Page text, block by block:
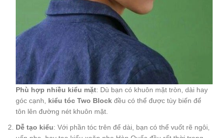
Phù hợp nhiều kiểu mặt: Dù bạn có khuôn mặt tròn, dài hay
góc cạnh, kiểu tóc Two Block đều có thể được tùy biến để
tôn lên đường nét khuôn mặt.
Dễ tạo kiểu: Với phần tóc trên để dài, bạn có thể vuốt rẽ ngôi,